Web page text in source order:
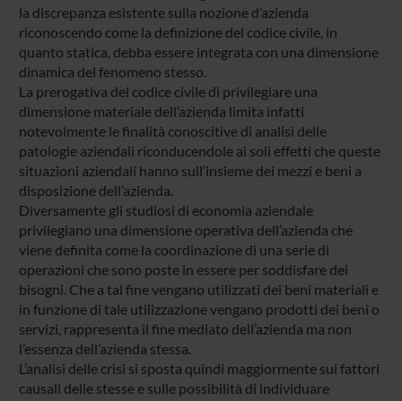
la discrepanza esistente sulla nozione d’azienda
riconoscendo come la definizione del codice civile, in
quanto statica, debba essere integrata con una dimensione
dinamica del fenomeno stesso.
La prerogativa del codice civile di privilegiare una
dimensione materiale dell’azienda limita infatti
notevolmente le finalità conoscitive di analisi delle
patologie aziendali riconducendole ai soli effetti che queste
situazioni aziendali hanno sull’insieme dei mezzi e beni a
disposizione dell’azienda.
Diversamente gli studiosi di economia aziendale
privilegiano una dimensione operativa dell’azienda che
viene definita come la coordinazione di una serie di
operazioni che sono poste in essere per soddisfare dei
bisogni. Che a tal fine vengano utilizzati dei beni materiali e
in funzione di tale utilizzazione vengano prodotti dei beni o
servizi, rappresenta il fine mediato dell’azienda ma non
l’essenza dell’azienda stessa.
L’analisi delle crisi si sposta quindi maggiormente sui fattori
causali delle stesse e sulle possibilità di individuare